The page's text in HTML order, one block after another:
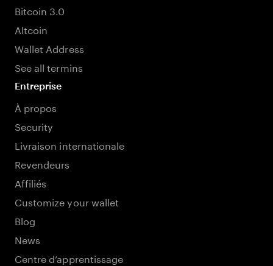
Bitcoin 3.0
Altcoin
Wallet Address
See all termins
Entreprise
À propos
Security
Livraison internationale
Revendeurs
Affiliés
Customize your wallet
Blog
News
Centre d’apprentissage